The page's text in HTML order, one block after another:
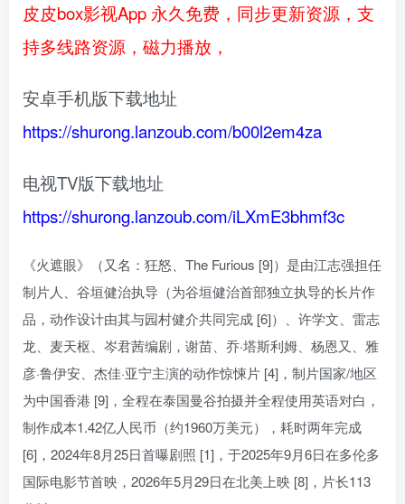
皮皮box影视App 永久免费，同步更新资源，支
持多线路资源，磁力播放，
安卓手机版下载地址
https://shurong.lanzoub.com/b00l2em4za
电视TV版下载地址
https://shurong.lanzoub.com/iLXmE3bhmf3c
《火遮眼》（又名：狂怒、The Furious [9]）是由江志强担任
制片人、谷垣健治执导（为谷垣健治首部独立执导的长片作
品，动作设计由其与园村健介共同完成 [6]）、许学文、雷志
龙、麦天枢、岑君茜编剧，谢苗、乔·塔斯利姆、杨恩又、雅
彦·鲁伊安、杰佳·亚宁主演的动作惊悚片 [4]，制片国家/地区
为中国香港 [9]，全程在泰国曼谷拍摄并全程使用英语对白，
制作成本1.42亿人民币（约1960万美元），耗时两年完成
[6]，2024年8月25日首曝剧照 [1]，于2025年9月6日在多伦多
国际电影节首映，2026年5月29日在北美上映 [8]，片长113